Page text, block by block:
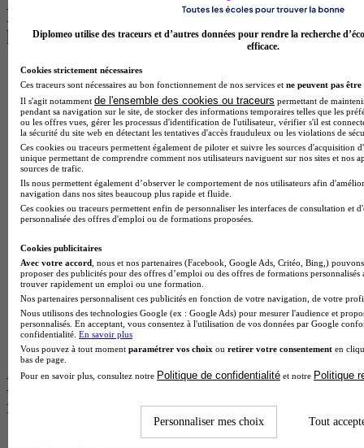
Les intitulés de diplôme par alternance
les plus recherchés
BTS Esf en alternance
BTS Dietetique en alternance
BTS Mco en alternance
BTS Pi en alternance
BTS Sp3s en alternance
Master CCA en alternance
BTS Ndrc en alternance
BTS Sam en alternance
Cap Fleuriste en alternance
BTS Sio en alternance
MSc Marketing Digital en alternance
Cap Electricien en alternance
BTS Gpn en alternance
BTS Domotique en alternance
BAC Pro Agora en alternance
BTS Sta en alternance
BTS Iris en alternance
BTS Tpl en alternance
BTS Ati en alternance
Les diplômes par filière les plus
recherchés
Diplomeo utilise des traceurs et d’autres données pour rendre la recherche
efficace.
Cookies strictement nécessaires
Ces traceurs sont nécessaires au bon fonctionnement de nos services et ne peuvent pas être
Il s'agit notamment de l'ensemble des cookies ou traceurs permettant de
pendant sa navigation sur le site, de stocker des informations temporaires telles que les
ou les offres vues, gérer les processus d'identification de l'utilisateur, vérifier s'il est
la sécurité du site web en détectant les tentatives d'accès frauduleux ou les violations de
Ces cookies ou traceurs permettent également de piloter et suivre les sources d'acquisition
unique permettant de comprendre comment nos utilisateurs naviguent sur nos sites et nos
sources de trafic.
Ils nous permettent également d’observer le comportement de nos utilisateurs afin
navigation dans nos sites beaucoup plus rapide et fluide.
Ces cookies ou traceurs permettent enfin de personnaliser les interfaces de consultation et
personnalisée des offres d'emploi ou de formations proposées.
Cookies publicitaires
Avec votre accord , nous et nos partenaires (Facebook, Google Ads, Critéo, Bing,)
proposer des publicités pour des offres d’emploi ou des offres de formations
trouver rapidement un emploi ou une formation.
Nos partenaires personnalisent ces publicités en fonction de votre navigation, de votre
Nous utilisons des technologies Google (ex : Google Ads) pour mesurer l'audience et
personnalisés. En acceptant, vous consentez à l'utilisation de vos données par Google
confidentialité. En savoir plus
Vous pouvez à tout moment paramétrer vos choix ou retirer votre consentement en
bas de page.
Pour en savoir plus, consultez notre Politique de confidentialité et notre Politique
Personnaliser mes choix Tout